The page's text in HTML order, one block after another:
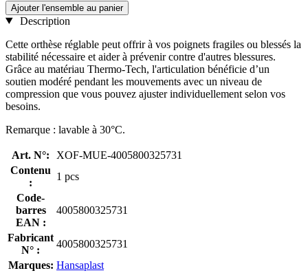
Ajouter l'ensemble au panier
Description
Cette orthèse réglable peut offrir à vos poignets fragiles ou blessés la
stabilité nécessaire et aider à prévenir contre d'autres blessures.
Grâce au matériau Thermo-Tech, l'articulation bénéficie d’un
soutien modéré pendant les mouvements avec un niveau de
compression que vous pouvez ajuster individuellement selon vos
besoins.
Remarque : lavable à 30°C.
Art. N°:
XOF-MUE-4005800325731
Contenu
:
1 pcs
Code-
barres
EAN :
4005800325731
Fabricant
N° :
4005800325731
Marques: Hansaplast